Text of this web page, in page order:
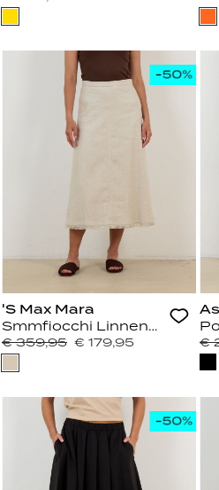
'S Max Mara
Smmfiocchi Linnenmix
€ 359,95 € 179,95 €